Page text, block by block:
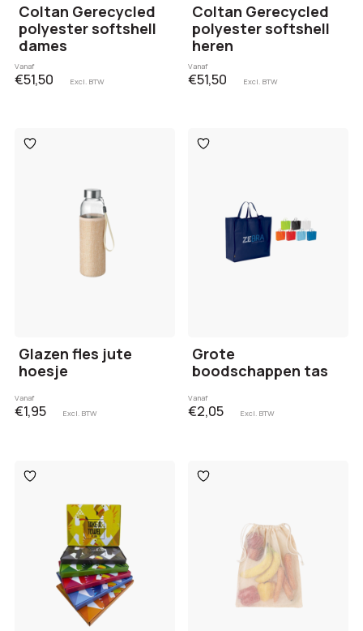
Coltan Gerecycled
polyester softshell
dames
Vanaf
€51,50 Excl. BTW
Coltan Gerecycled
polyester softshell
heren
Vanaf
€51,50 Excl. BTW
Toevoegen
aan
Glazen fles jute
hoesje
Vanaf
€1,95 Excl. BTW
Toevoegen
aan
Grote
boodschappen tas
Vanaf
€2,05 Excl. BTW
Toevoegen
aan
Toevoegen
aan